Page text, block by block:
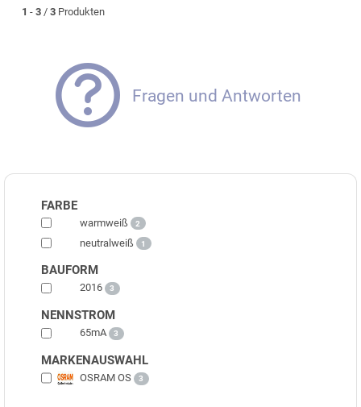
1 - 3/ 3Produkten
Fragen und Antworten
FARBE
warmweiß 2
neutralweiß 1
BAUFORM
2016 3
NENNSTROM
65mA 3
MARKENAUSWAHL
OSRAM OS 3